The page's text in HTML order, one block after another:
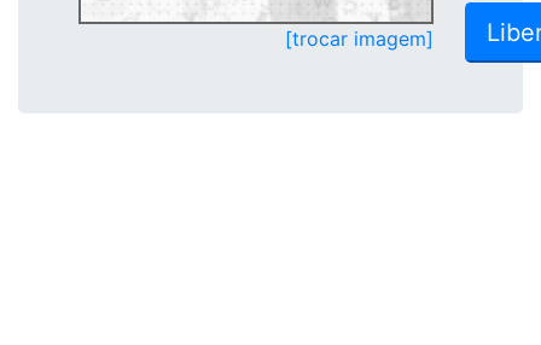
[trocar imagem]